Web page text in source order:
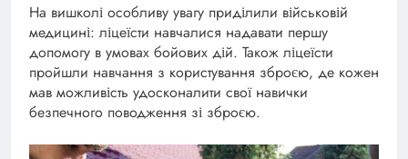
На вишколі особливу увагу приділили військовій
медицині: ліцеїсти навчалися надавати першу
допомогу в умовах бойових дій. Також ліцеїсти
пройшли навчання з користування зброєю, де кожен
мав можливість удосконалити свої навички
безпечного поводження зі зброєю.